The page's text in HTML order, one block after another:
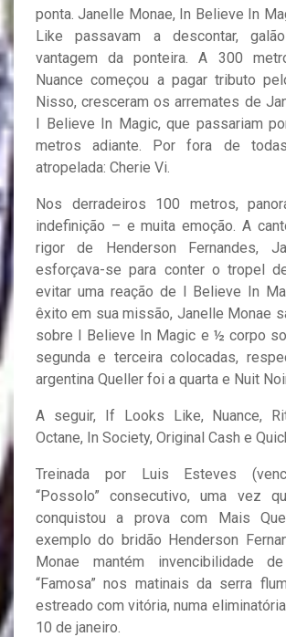
ponta. Janelle Monae, In Believe In
Like passavam a descontar,
vantagem da ponteira. A 300
Nuance começou a pagar tributo
Nisso, cresceram os arremates de
I Believe In Magic, que passariam
metros adiante. Por fora de
atropelada: Cherie Vi.
Nos derradeiros 100 metros,
indefinição – e muita emoção. A
rigor de Henderson Fernandes,
esforçava-se para conter o tropel
evitar uma reação de I Believe In
êxito em sua missão, Janelle Monae
sobre I Believe In Magic e ½ corpo
segunda e terceira colocadas,
argentina Queller foi a quarta e Nuit
A seguir, If Looks Like, Nuance,
Octane, In Society, Original Cash e
Treinada por Luis Esteves
“Possolo” consecutivo, uma vez
conquistou a prova com Mais
exemplo do bridão Henderson
Monae mantém invencibilidade
“Famosa” nos matinais da serra
estreado com vitória, numa
10 de janeiro.